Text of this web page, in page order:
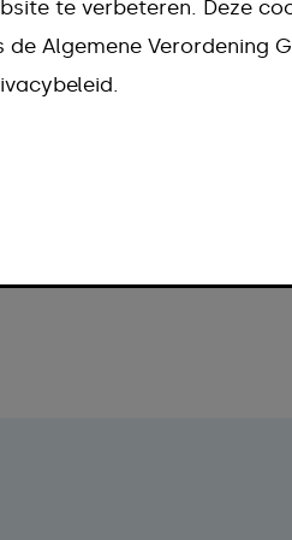
te verbeteren. Deze
Algemene Verordening